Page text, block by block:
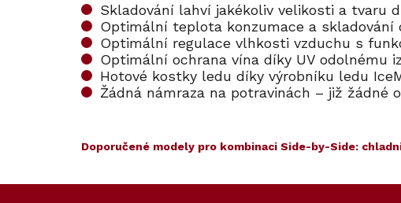
Skladování lahví jakékoliv velikosti a tvaru
Optimální teplota konzumace a
Optimální regulace vlhkosti vzduchu s
Optimální ochrana vína díky UV odolnému
Hotové kostky ledu díky výrobníku ledu
Žádná námraza na potravinách – již žádné
Doporučené modely pro kombinaci Side-by-Side: